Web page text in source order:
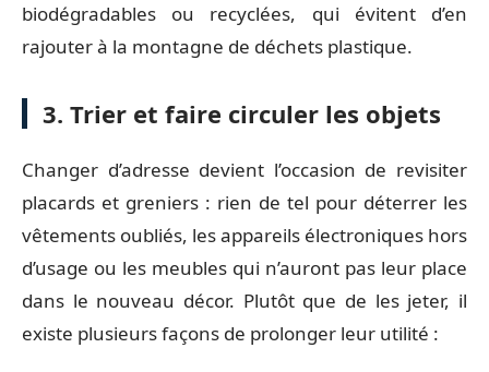
biodégradables ou recyclées, qui évitent d’en
rajouter à la montagne de déchets plastique.
3. Trier et faire circuler les objets
Changer d’adresse devient l’occasion de revisiter
placards et greniers : rien de tel pour déterrer les
vêtements oubliés, les appareils électroniques hors
d’usage ou les meubles qui n’auront pas leur place
dans le nouveau décor. Plutôt que de les jeter, il
existe plusieurs façons de prolonger leur utilité :